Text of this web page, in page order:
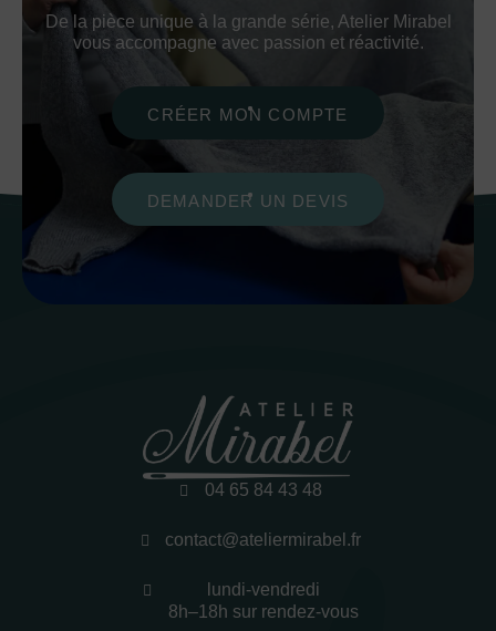
De la pièce unique à la grande série, Atelier Mirabel
vous accompagne avec passion et réactivité.
CRÉER MON COMPTE
DEMANDER UN DEVIS
04 65 84 43 48
contact@ateliermirabel.fr
lundi-vendredi
8h–18h sur rendez-vous